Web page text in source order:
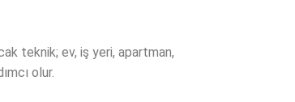
teknik; ev, iş yeri, apartman,
olur.